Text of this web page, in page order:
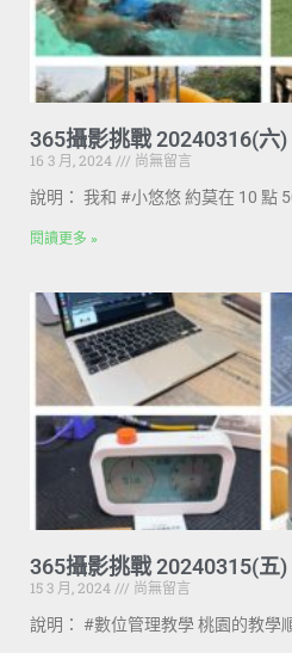
365攝影挑戰 20240316(六
16 3 月, 2024
尚無留言
說明： 我和 #小悠悠 約莫在 10 點
閱讀更多 »
365攝影挑戰 20240315(五
15 3 月, 2024
尚無留言
說明： #數位管理教學 桃園的教學